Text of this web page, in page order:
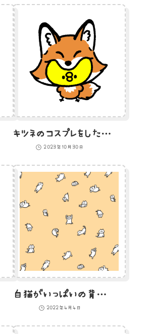
キツネのコスプレをしたひよこ
2023年10月30日
白猫がいっぱいの背景画像のイラスト
2022年4月4日